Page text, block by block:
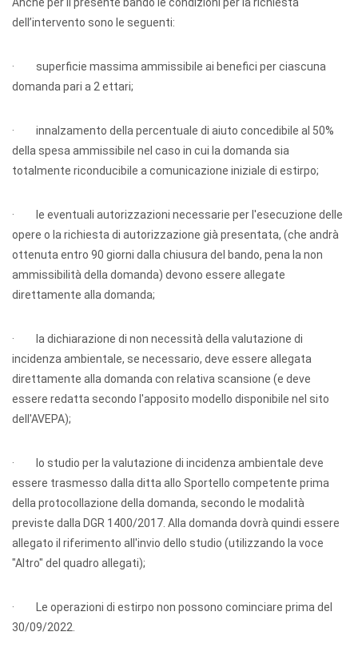
dell’intervento sono le seguenti:
· superficie massima ammissibile ai benefici per ciascuna
domanda pari a 2 ettari;
· innalzamento della percentuale di aiuto concedibile al 50%
della spesa ammissibile nel caso in cui la domanda sia
totalmente riconducibile a comunicazione iniziale di estirpo;
· le eventuali autorizzazioni necessarie per l'esecuzione delle
opere o la richiesta di autorizzazione già presentata, (che andrà
ottenuta entro 90 giorni dalla chiusura del bando, pena la non
ammissibilità della domanda) devono essere allegate
direttamente alla domanda;
· la dichiarazione di non necessità della valutazione di
incidenza ambientale, se necessario, deve essere allegata
direttamente alla domanda con relativa scansione (e deve
essere redatta secondo l'apposito modello disponibile nel sito
dell'AVEPA);
· lo studio per la valutazione di incidenza ambientale deve
essere trasmesso dalla ditta allo Sportello competente prima
della protocollazione della domanda, secondo le modalità
previste dalla DGR 1400/2017. Alla domanda dovrà quindi essere
allegato il riferimento all'invio dello studio (utilizzando la voce
"Altro" del quadro allegati);
· Le operazioni di estirpo non possono cominciare prima del
30/09/2022.